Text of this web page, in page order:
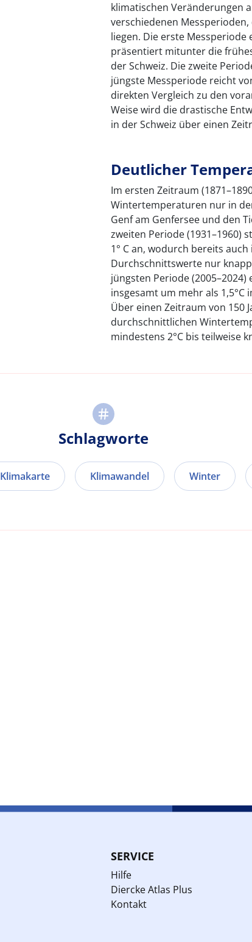
klimatischen Veränderungen
verschiedenen
liegen. Die erste Messperiode
präsentiert mitunter die
der Schweiz. Die zweite
jüngste Messperiode reicht
direkten Vergleich zu den
Weise wird die drastische
in der Schweiz über einen
Deutlicher
Im ersten Zeitraum
Wintertemperaturen nur in
Genf am Genfersee und den
zweiten Periode (1931–1960)
1° C an, wodurch bereits
Durchschnittswerte nur
jüngsten Periode
insgesamt um mehr als 1,5°C
Über einen Zeitraum von 150
durchschnittlichen
mindestens 2°C bis teilweise
Schlagworte
Klimakarte Klimawandel Winter
SERVICE
Hilfe
Diercke Atlas Plus
Kontakt